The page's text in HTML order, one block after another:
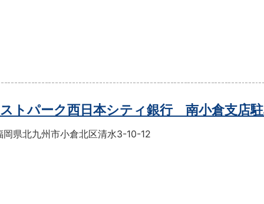
ストパーク西日本シティ銀行 南小倉支店
岡県北九州市小倉北区清水3-10-12